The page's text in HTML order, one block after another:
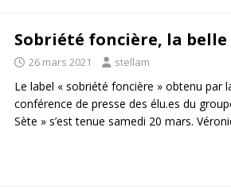
Sobriété foncière, la
26 mars 2021 stellam
Le label « sobriété foncière » obtenu par
conférence de presse des élu.es du
Sète » s’est tenue samedi 20 mars.